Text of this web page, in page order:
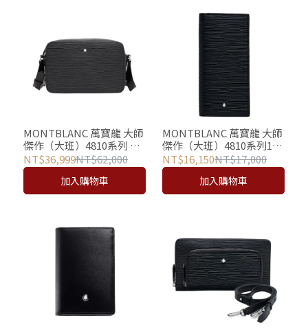
MONTBLANC 萬寶龍 大師
傑作（大班）4810系列 信
差包
NT$36,999NT$62,000
加入購物車
MONTBLANC 萬寶龍 大師
傑作（大班）4810系列15
卡長夾
NT$16,150NT$17,000
加入購物車